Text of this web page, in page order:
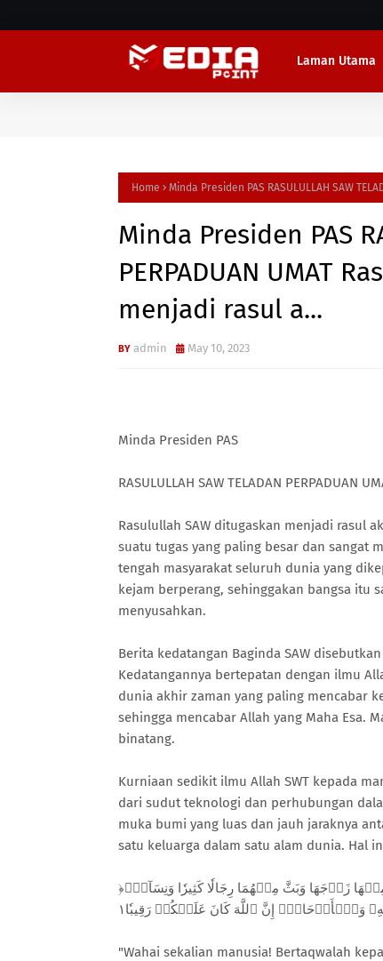
Laman Utama
Home Minda Presiden PAS RASULULLAH SAW
Minda Presiden PAS
PERPADUAN UMAT
menjadi rasul a...
admin May 10, 2023
Minda Presiden PAS
RASULULLAH SAW TELADAN PERPADUAN
Rasulullah SAW ditugaskan menjadi rasul
suatu tugas yang paling besar dan sangat
tengah masyarakat seluruh dunia yang
kejam berperang, sehinggakan bangsa itu
menyusahkan.
Berita kedatangan Baginda SAW
Kedatangannya bertepatan dengan ilmu
dunia akhir zaman yang paling mencabar
sehingga mencabar Allah yang Maha Esa.
binatang.
Kurniaan sedikit ilmu Allah SWT kepada
dari sudut teknologi dan perhubungan
muka bumi yang luas dan jauh jaraknya
satu keluarga dalam satu alam dunia. Hal
﴿يَـٰٓأَيُّهَا ٱلنَّاسُ ٱتَّقُواْ رَبَّكُمُ ٱلَّذِي خَلَقَكُم مِّن نَّفۡسٖ وَٰحِدَةٖ وَخَلَقَ مِنۡهَا زَوۡجَهَا وَبَثَّ مِنۡهُمَا رِجَالٗا كَثِيرٗا وَنِسَآءٗۚ
"Wahai sekalian manusia! Bertaqwalah